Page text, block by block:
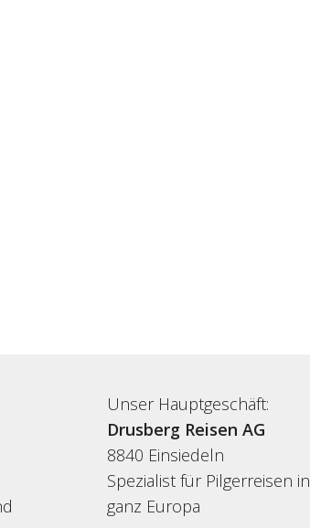
Unser Hauptgeschäft:
Drusberg Reisen AG
8840 Einsiedeln
Spezialist für Pilgerreisen in
ganz Europa